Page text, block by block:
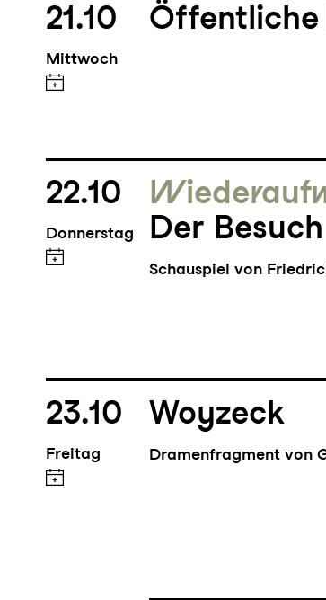
21.10
Mittwoch
Öffentliche
22.10
Donnerstag
Der
Schauspiel von
23.10
Freitag
Woyzeck
Dramenfragment von